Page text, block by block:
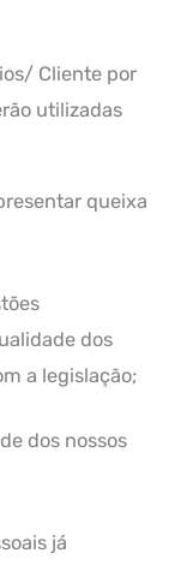
Cliente por
utilizadas
queixa
dos
a legislação;
dos nossos
já